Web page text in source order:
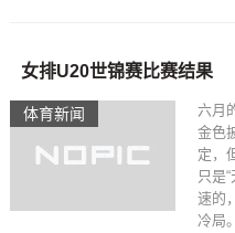
体育新闻
女排U20世锦赛比赛结果
六月
金色
定，
只是
速的
冷局